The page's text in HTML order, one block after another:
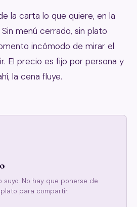
la carta lo que quiere, en la
menú cerrado, sin plato
incómodo de mirar el
El precio es fijo por persona y
la cena fluye.
suyo. No hay que ponerse de
para compartir.